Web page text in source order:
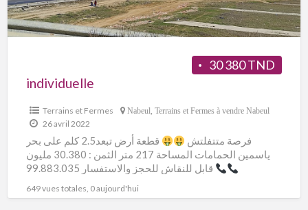
30 380 TND
individuelle
Terrains et Fermes Nabeul Terrains et Fermes à vendre Nabeul
26 avril 2022
فرصة متتفلتش
قطعة أرض تبعد2.5 كلم على بحر
ياسمين الحمامات المساحة 217 متر الثمن : 30.380 مليون
649 vues totales, 0 aujourd'hui